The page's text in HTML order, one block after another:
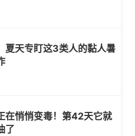
夏天专盯这3类人的黏人暑
在悄悄变毒！第42天它就
了